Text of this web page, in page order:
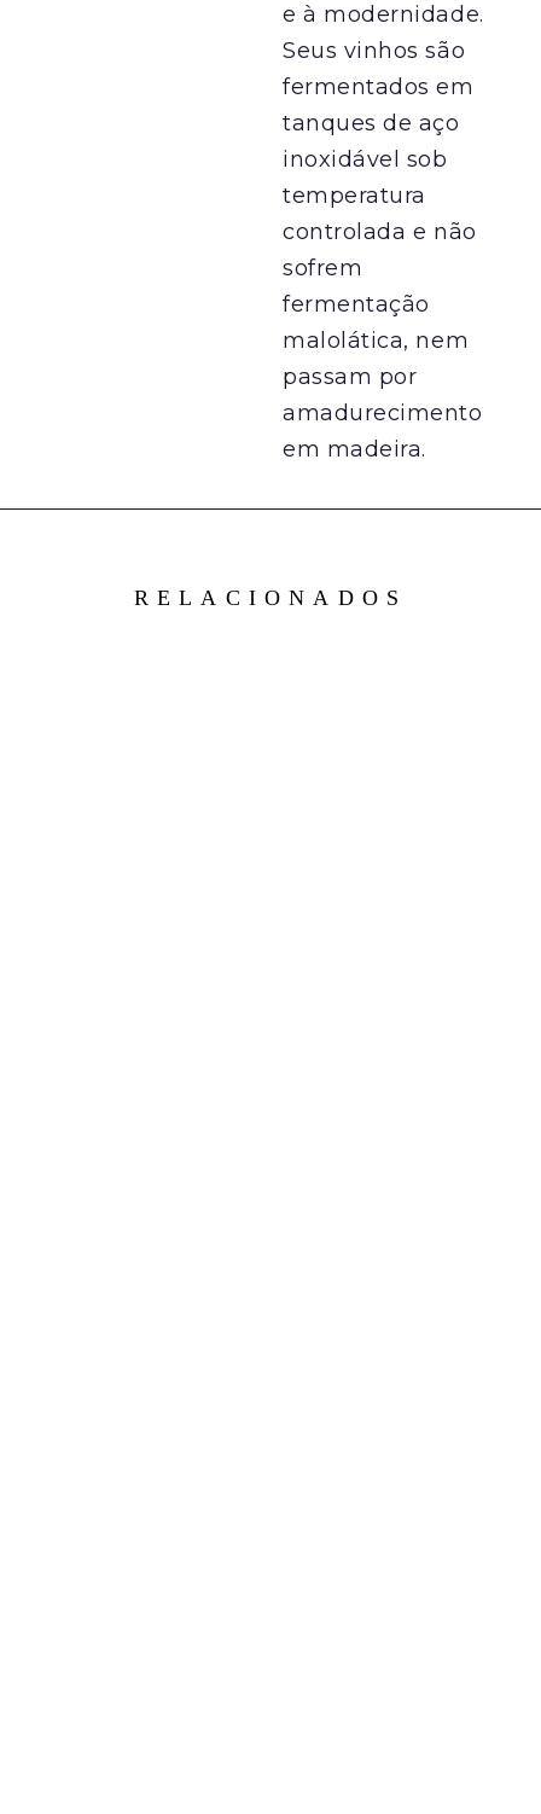
e à modernidade.
Seus vinhos são
fermentados em
tanques de aço
inoxidável sob
temperatura
controlada e não
sofrem
fermentação
malolática, nem
passam por
amadurecimento
em madeira.
RELACIONADOS